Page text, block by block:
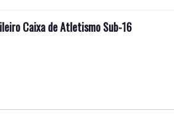
Caixa de Atletismo Sub-16